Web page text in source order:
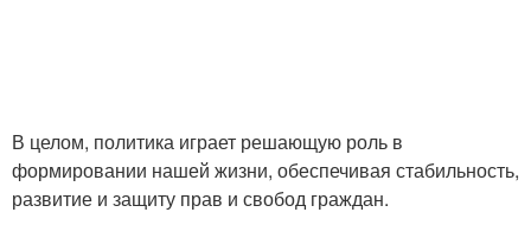
В целом, политика играет решающую роль в
формировании нашей жизни, обеспечивая стабильность,
развитие и защиту прав и свобод граждан.